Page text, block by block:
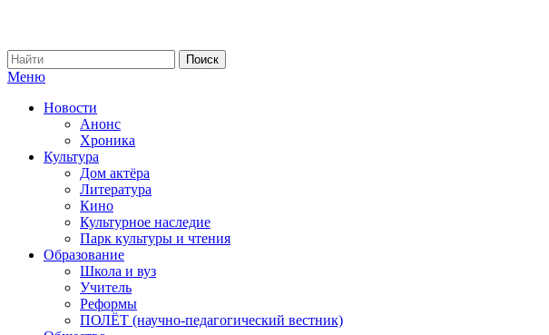
Меню
Новости
Анонс
Хроника
Культура
Дом актёра
Литература
Кино
Культурное наследие
Парк культуры и чтения
Образование
Школа и вуз
Учитель
Реформы
ПОЛЁТ (научно-педагогический вестник)